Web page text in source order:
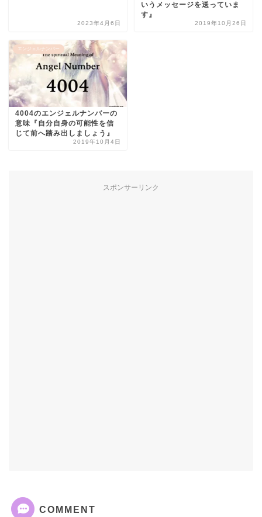
2023年4月6日
いうメッセージを送っていま
す』
2019年10月26日
エンジェルナンバー
4004のエンジェルナンバーの
意味『自分自身の可能性を信
じて前へ踏み出しましょう』
2019年10月4日
スポンサーリンク
COMMENT